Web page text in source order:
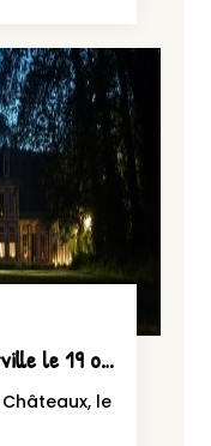
Nuit des châteaux à Pinterville le 19 octobre 2019
le